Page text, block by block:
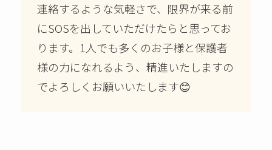
連絡するような気軽さで、限界が来る前
にSOSを出していただけたらと思ってお
ります。1人でも多くのお子様と保護者
様の力になれるよう、精進いたしますの
でよろしくお願いいたします😊